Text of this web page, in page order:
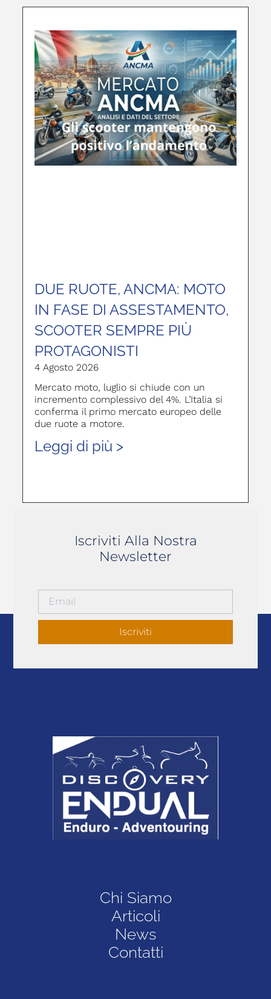
DUE RUOTE, ANCMA: MOTO
IN FASE DI ASSESTAMENTO,
SCOOTER SEMPRE PIÙ
PROTAGONISTI
4 Agosto 2026
Mercato moto, luglio si chiude con un
incremento complessivo del 4%. L’Italia si
conferma il primo mercato europeo delle
due ruote a motore.
Leggi di più >
Iscriviti Alla Nostra
Newsletter
Iscriviti
Chi Siamo
Articoli
News
Contatti